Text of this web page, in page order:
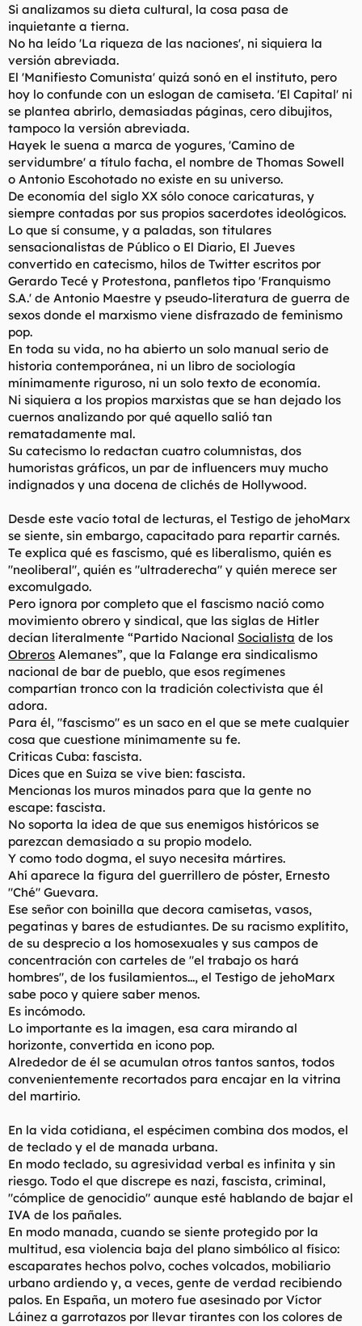
Si analizamos su dieta cultural, la cosa pasa de
inquietante a tierna.
No ha leído 'La riqueza de las naciones', ni siquiera la
versión abreviada.
El 'Manifiesto Comunista' quizá sonó en el instituto, pero
hoy lo confunde con un eslogan de camiseta. 'El Capital' ni
se plantea abrirlo, demasiadas páginas, cero dibujitos,
tampoco la versión abreviada.
Hayek le suena a marca de yogures, 'Camino de
servidumbre' a título facha, el nombre de Thomas Sowell
o Antonio Escohotado no existe en su universo.
De economía del siglo XX sólo conoce caricaturas, y
siempre contadas por sus propios sacerdotes ideológicos.
Lo que sí consume, y a paladas, son titulares
sensacionalistas de Público o El Diario, El Jueves
convertido en catecismo, hilos de Twitter escritos por
Gerardo Tecé y Protestona, panfletos tipo 'Franquismo
S.A.' de Antonio Maestre y pseudo-literatura de guerra de
sexos donde el marxismo viene disfrazado de feminismo
pop.
En toda su vida, no ha abierto un solo manual serio de
historia contemporánea, ni un libro de sociología
mínimamente riguroso, ni un solo texto de economía.
Ni siquiera a los propios marxistas que se han dejado los
cuernos analizando por qué aquello salió tan
rematadamente mal.
Su catecismo lo redactan cuatro columnistas, dos
humoristas gráficos, un par de influencers muy mucho
indignados y una docena de clichés de Hollywood.
Desde este vacío total de lecturas, el Testigo de jehoMarx
se siente, sin embargo, capacitado para repartir carnés.
Te explica qué es fascismo, qué es liberalismo, quién es
"neoliberal", quién es "ultraderecha" y quién merece ser
excomulgado.
Pero ignora por completo que el fascismo nació como
movimiento obrero y sindical, que las siglas de Hitler
decían literalmente “Partido Nacional Socialista de los
Obreros Alemanes”, que la Falange era sindicalismo
nacional de bar de pueblo, que esos regímenes
compartían tronco con la tradición colectivista que él
adora.
Para él, "fascismo" es un saco en el que se mete cualquier
cosa que cuestione mínimamente su fe.
Criticas Cuba: fascista.
Dices que en Suiza se vive bien: fascista.
Mencionas los muros minados para que la gente no
escape: fascista.
No soporta la idea de que sus enemigos históricos se
parezcan demasiado a su propio modelo.
Y como todo dogma, el suyo necesita mártires.
Ahí aparece la figura del guerrillero de póster, Ernesto
"Ché" Guevara.
Ese señor con boinilla que decora camisetas, vasos,
pegatinas y bares de estudiantes. De su racismo explítito,
de su desprecio a los homosexuales y sus campos de
concentración con carteles de "el trabajo os hará
hombres", de los fusilamientos..., el Testigo de jehoMarx
sabe poco y quiere saber menos.
Es incómodo.
Lo importante es la imagen, esa cara mirando al
horizonte, convertida en icono pop.
Alrededor de él se acumulan otros tantos santos, todos
convenientemente recortados para encajar en la vitrina
del martirio.
En la vida cotidiana, el espécimen combina dos modos, el
de teclado y el de manada urbana.
En modo teclado, su agresividad verbal es infinita y sin
riesgo. Todo el que discrepe es nazi, fascista, criminal,
"cómplice de genocidio" aunque esté hablando de bajar el
IVA de los pañales.
En modo manada, cuando se siente protegido por la
multitud, esa violencia baja del plano simbólico al físico:
escaparates hechos polvo, coches volcados, mobiliario
urbano ardiendo y, a veces, gente de verdad recibiendo
palos. En España, un motero fue asesinado por Víctor
Láinez a garrotazos por llevar tirantes con los colores de